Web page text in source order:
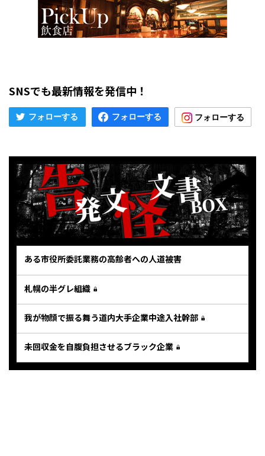
SNSでも最新情報を発信中！
ある市役所委託業務の高齢者への人道被害
札幌の半グレ組織
我が物顔で振る舞う道内大手企業中途入社幹部
未回収金を自腹負担させるブラック企業